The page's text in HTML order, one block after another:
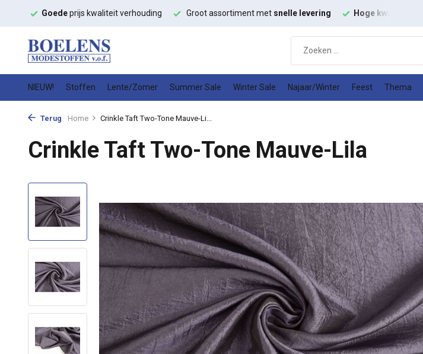
Goedeprijs kwaliteit verhouding Groot assortiment met snelle levering Hoge kwaliteit
NIEUW! Stoffen Lente/Zomer Summer Sale Winter Sale Najaar/Winter Feest Thema
Terug Home Crinkle Taft Two-Tone Mauve-Li...
Crinkle Taft Two-Tone Mauve-Lila